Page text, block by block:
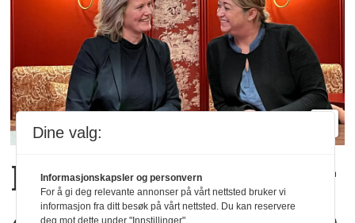
Kaffekoppen binder
Dine valg:
Informasjonskapsler og personvern
For å gi deg relevante annonser på vårt nettsted bruker vi
informasjon fra ditt besøk på vårt nettsted. Du kan reservere
deg mot dette under "Innstillinger".